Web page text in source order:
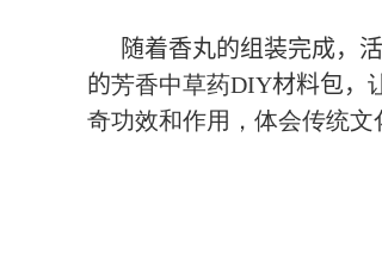
随着香丸的组装完成，
的芳香中草药DIY材料包，
奇功效和作用 ， 体会传统文